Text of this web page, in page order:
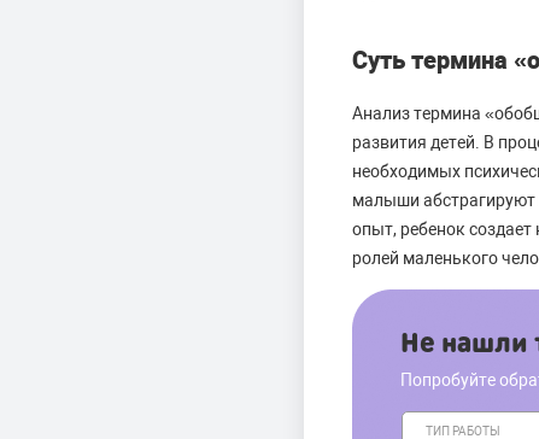
Суть термина
Анализ термина
развития детей. В
необходимых
малыши абстрагируют
опыт, ребенок
ролей маленького
Не нашли
Попробуйте
ТИП РАБОТЫ